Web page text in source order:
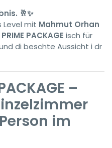
🥂✨
Level mit Mahmut Orhan
PRIME PACKAGE isch für
di beschte Aussicht i dr
–
im